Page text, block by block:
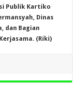
Publik Kartiko
Dinas
dan Bagian
(Riki)